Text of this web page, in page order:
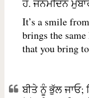
ਹੋ. ਜਨਮਦਿਨ
It’s a smile
brings the
that you bring
ਬੀਤੇ ਨੂੰ ਭੁੱਲ ਜਾਓ;